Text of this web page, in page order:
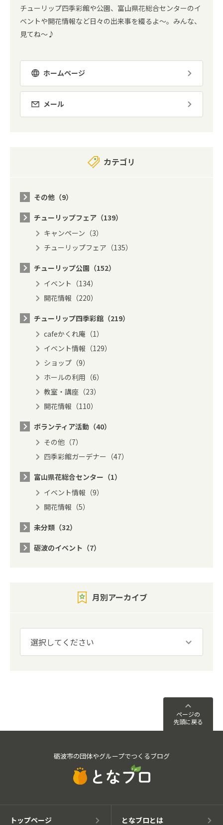
チューリップ四季彩館や公園、富山県花総合センターのイ
ベントや開花情報など日々の出来事を綴るよ～。みんな、
見てね～♪
ホームページ
メール
カテゴリ
その他（9）
チューリップフェア（139）
キャンペーン（3）
チューリップフェア（135）
チューリップ公園（152）
イベント（134）
開花情報（220）
チューリップ四季彩館（219）
cafeかくれ庵（1）
イベント情報（129）
ショップ（9）
ホールの利用（6）
教室・講座（23）
開花情報（110）
ボランティア活動（40）
その他（7）
四季彩館ガーデナー（47）
富山県花総合センター（1）
イベント情報（9）
開花情報（5）
未分類（32）
砺波のイベント（7）
月別アーカイブ
ページの
先頭に戻る
砺波市の団体やグループでつくるブログ
トップページ となブロとは